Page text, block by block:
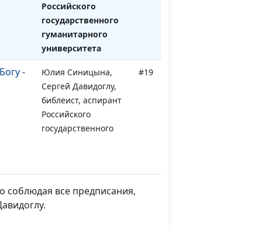
Российского
государственного
гуманитарного
университета
-
Юлия Синицына,
Сергей Давидоглу,
библеист, аспирант
Российского
государственного
#19
Сергей Давидоглу,
библеист, аспирант
соблюдая все предписания,